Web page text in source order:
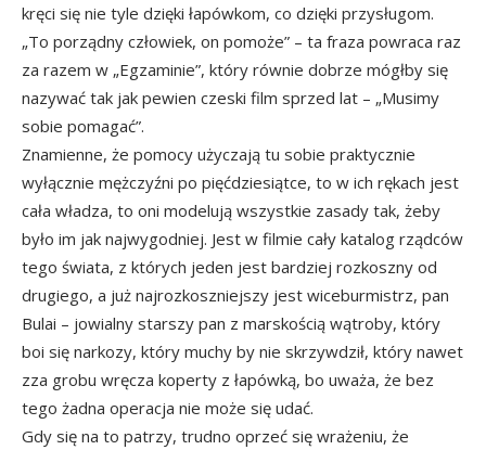
kręci się nie tyle dzięki łapówkom, co dzięki przysługom.
„To porządny człowiek, on pomoże” – ta fraza powraca raz
za razem w „Egzaminie”, który równie dobrze mógłby się
nazywać tak jak pewien czeski film sprzed lat – „Musimy
sobie pomagać”.
Znamienne, że pomocy użyczają tu sobie praktycznie
wyłącznie mężczyźni po pięćdziesiątce, to w ich rękach jest
cała władza, to oni modelują wszystkie zasady tak, żeby
było im jak najwygodniej. Jest w filmie cały katalog rządców
tego świata, z których jeden jest bardziej rozkoszny od
drugiego, a już najrozkoszniejszy jest wiceburmistrz, pan
Bulai – jowialny starszy pan z marskością wątroby, który
boi się narkozy, który muchy by nie skrzywdził, który nawet
zza grobu wręcza koperty z łapówką, bo uważa, że bez
tego żadna operacja nie może się udać.
Gdy się na to patrzy, trudno oprzeć się wrażeniu, że